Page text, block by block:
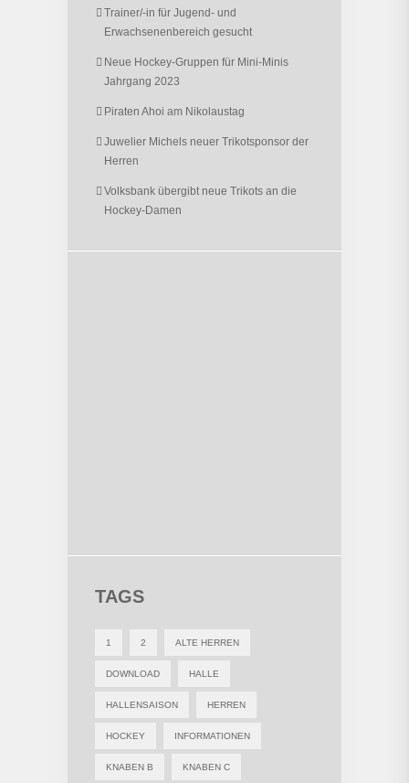
Trainer/-in für Jugend- und
Erwachsenenbereich gesucht
Neue Hockey-Gruppen für Mini-Minis
Jahrgang 2023
Piraten Ahoi am Nikolaustag
Juwelier Michels neuer Trikotsponsor der
Herren
Volksbank übergibt neue Trikots an die
Hockey-Damen
TAGS
1 2 ALTE HERREN
DOWNLOAD HALLE
HALLENSAISON HERREN
HOCKEY INFORMATIONEN
KNABEN B KNABEN C